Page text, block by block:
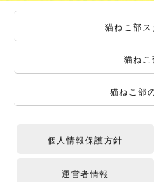
猫ねこ部
猫ね
猫ねこ部
個人情報保護方針
運営者情報